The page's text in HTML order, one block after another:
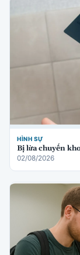
HÌNH SỰ
Bị lừa chuyển
02/08/2026